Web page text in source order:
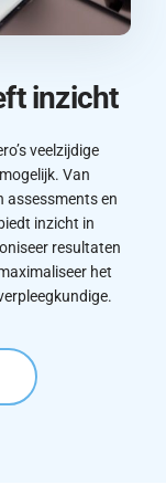
inzicht
veelzijdige
Van
assessments en
inzicht in
resultaten
het